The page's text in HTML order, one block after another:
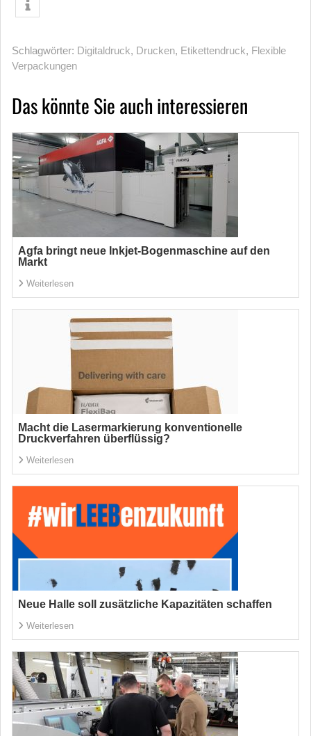
Schlagwörter: Digitaldruck, Drucken, Etikettendruck, Flexible
Verpackungen
Das könnte Sie auch interessieren
Agfa bringt neue Inkjet-Bogenmaschine auf den
Markt
Weiterlesen
Macht die Lasermarkierung konventionelle
Druckverfahren überflüssig?
Weiterlesen
Neue Halle soll zusätzliche Kapazitäten schaffen
Weiterlesen